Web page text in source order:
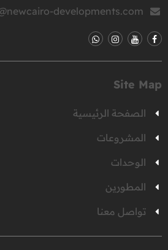
developments.com
Site Map
الصفحة الرئيسية
المشروعات
الوحدات
المطورين
تواصل معنا